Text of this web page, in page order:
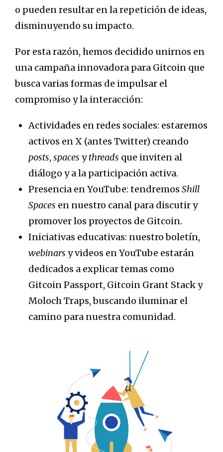
o pueden resultar en la repetición de ideas,
disminuyendo su impacto.
Por esta razón, hemos decidido unirnos en
una campaña innovadora para Gitcoin que
busca varias formas de impulsar el
compromiso y la interacción:
Actividades en redes sociales: estaremos
activos en X (antes Twitter) creando
posts, spaces ythreads que inviten al
diálogo y a la participación activa.
Presencia en YouTube: tendremos Shill
Spaces en nuestro canal para discutir y
promover los proyectos de Gitcoin.
Iniciativas educativas: nuestro boletín,
webinars y videos en YouTube estarán
dedicados a explicar temas como
Gitcoin Passport, Gitcoin Grant Stack y
Moloch Traps, buscando iluminar el
camino para nuestra comunidad.